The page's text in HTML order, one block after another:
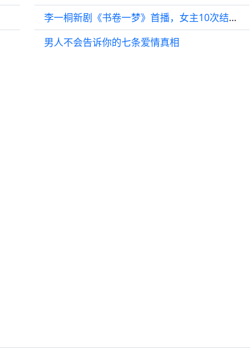
李一桐新剧《书卷一梦》首播，女主10次结婚10次下线
男人不会告诉你的七条爱情真相